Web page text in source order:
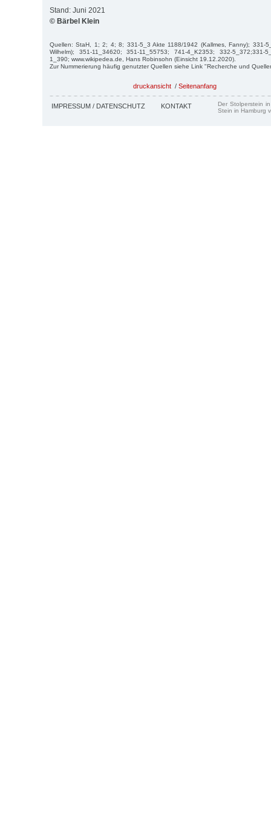
Stand: Juni 2021
© Bärbel Klein
Quellen: StaH, 1; 2; 4; 8; 331-5_3 Akte 1188/1942 (Kallmes, Fanny); 331-
Wilhelm); 351-11_34620; 351-11_55753; 741-4_K2353; 332-5_372;331-
1_390; www.wikipedea.de, Hans Robinsohn (Einsicht 19.12.2020).
Zur Nummerierung häufig genutzter Quellen siehe Link "Recherche und
druckansicht / Seitenanfang
IMPRESSUM / DATENSCHUTZ KONTAKT
Der Stolperstein
Stein in Hamburg